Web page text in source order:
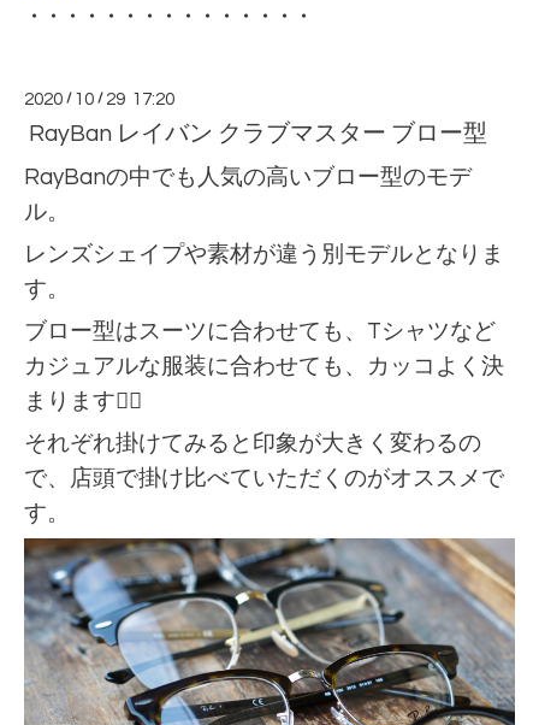
・・・・・・・・・・・・・・・
2020 / 10 / 29 17:20
RayBan レイバン クラブマスター ブロー型
RayBanの中でも人気の高いブロー型のモデ
ル。
レンズシェイプや素材が違う別モデルとなりま
す。
ブロー型はスーツに合わせても、Tシャツなど
カジュアルな服装に合わせても、カッコよく決
まります🙆‍♂️
それぞれ掛けてみると印象が大きく変わるの
で、店頭で掛け比べていただくのがオススメで
す。